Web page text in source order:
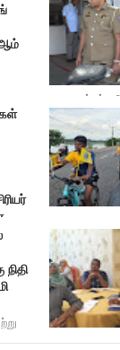
ஆம்
களவாடப்பட்ட